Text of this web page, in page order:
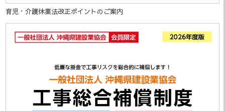
2024.11.29
「沖建協会報 11月号」を掲載しま
した。
した。
2024.10.21
第16回フォトコンテスト～島の魅
力～ 受賞者発表
育児・介護休業法改正ポイントのご案内